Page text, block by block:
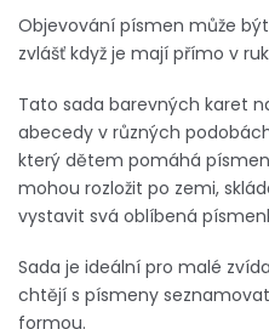
Objevování písmen může
zvlášť když je mají přímo v
Tato sada barevných karet
abecedy v různých
který dětem pomáhá
mohou rozložit po zemi,
vystavit svá oblíbená
Sada je ideální pro malé
chtějí s písmeny
formou.